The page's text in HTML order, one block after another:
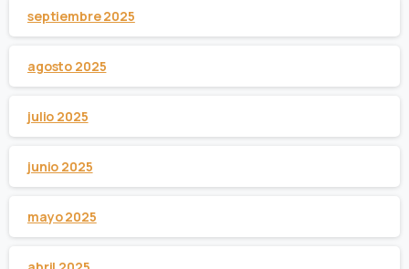
septiembre 2025
agosto 2025
julio 2025
junio 2025
mayo 2025